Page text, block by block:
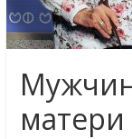
матери